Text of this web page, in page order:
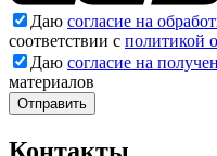
Даю согласие на
соответствии с политикой
Даю согласие на
материалов
Отправить